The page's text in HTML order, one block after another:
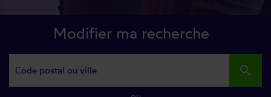
Modifier ma recherche
search